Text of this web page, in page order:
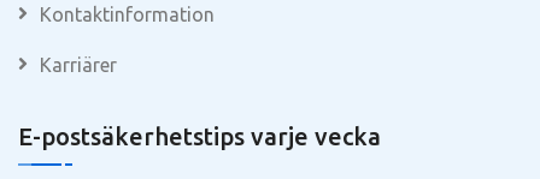
Kontaktinformation
Karriärer
E-postsäkerhetstips varje vecka